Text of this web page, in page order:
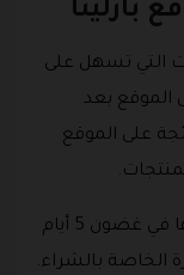
بارلينا
التي تسهل على
الموقع بعد
على الموقع
يقبل الموقع إرجاع المنتجات التي تم بيعها في غضون 5 أيام
الخاصة بالشراء.